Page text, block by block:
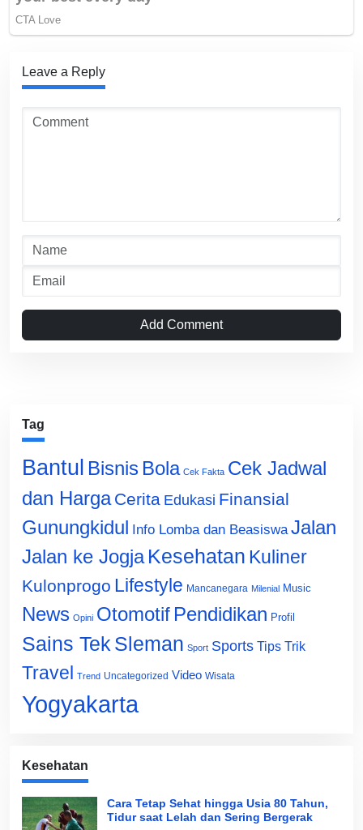
Leave a Reply
Add Comment
Tag
Bantul Bisnis Bola Cek Fakta Cek Jadwal
dan Harga Cerita Edukasi Finansial
Gunungkidul Info Lomba dan Beasiswa Jalan
Jalan ke Jogja Kesehatan Kuliner
Kulonprogo Lifestyle Mancanegara Milenial Music
News Opini Otomotif Pendidikan Profil
Sains Tek Sleman Sport Sports Tips Trik
Travel Trend Uncategorized Video Wisata
Yogyakarta
Kesehatan
Cara Tetap Sehat hingga Usia 80 Tahun,
Tidur saat Lelah dan Sering Bergerak